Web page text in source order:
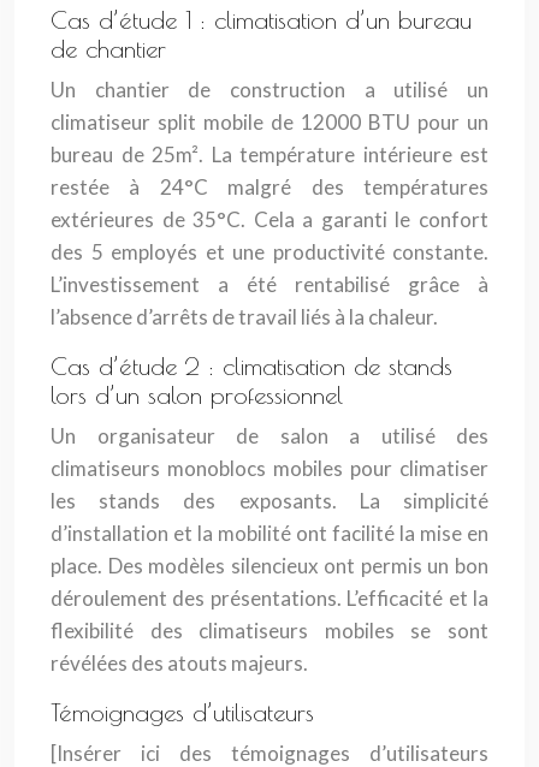
Cas d’étude 1 : climatisation d’un bureau
de chantier
Un chantier de construction a utilisé un
climatiseur split mobile de 12000 BTU pour un
bureau de 25m². La température intérieure est
restée à 24°C malgré des températures
extérieures de 35°C. Cela a garanti le confort
des 5 employés et une productivité constante.
L’investissement a été rentabilisé grâce à
l’absence d’arrêts de travail liés à la chaleur.
Cas d’étude 2 : climatisation de stands
lors d’un salon professionnel
Un organisateur de salon a utilisé des
climatiseurs monoblocs mobiles pour climatiser
les stands des exposants. La simplicité
d’installation et la mobilité ont facilité la mise en
place. Des modèles silencieux ont permis un bon
déroulement des présentations. L’efficacité et la
flexibilité des climatiseurs mobiles se sont
révélées des atouts majeurs.
Témoignages d’utilisateurs
[Insérer ici des témoignages d’utilisateurs